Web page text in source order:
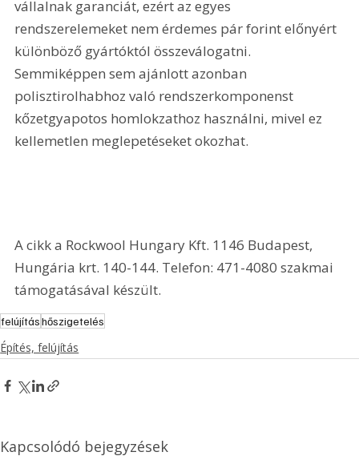
vállalnak garanciát, ezért az egyes
rendszerelemeket nem érdemes pár forint előnyért
különböző gyártóktól összeválogatni.
Semmiképpen sem ajánlott azonban
polisztirolhabhoz való rendszerkomponenst
kőzetgyapotos homlokzathoz használni, mivel ez
kellemetlen meglepetéseket okozhat.
A cikk a Rockwool Hungary Kft. 1146 Budapest,
Hungária krt. 140-144. Telefon: 471-4080 szakmai
támogatásával készült.
felújításhőszigetelés
Építés, felújítás
Kapcsolódó bejegyzések